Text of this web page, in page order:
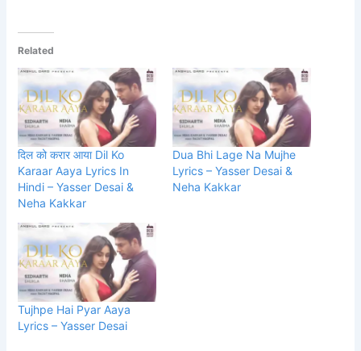
Related
दिल को करार आया Dil Ko
Karaar Aaya Lyrics In
Hindi – Yasser Desai &
Neha Kakkar
Dua Bhi Lage Na Mujhe
Lyrics – Yasser Desai &
Neha Kakkar
Tujhpe Hai Pyar Aaya
Lyrics – Yasser Desai